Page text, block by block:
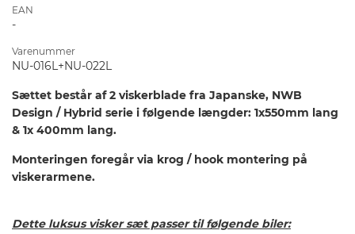
EAN
-
Varenummer
NU-016L+NU-022L
Sættet består af 2 viskerblade fra Japanske, NWB
Design / Hybrid serie i følgende længder: 1x550mm lang
& 1x 400mm lang.
Monteringen foregår via krog / hook montering på
viskerarmene.
Dette luksus visker sæt passer til følgende biler: